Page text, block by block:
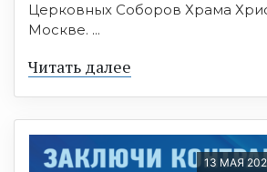
Церковных Соборов Храма
Москве. ...
Читать далее
13 МАЯ